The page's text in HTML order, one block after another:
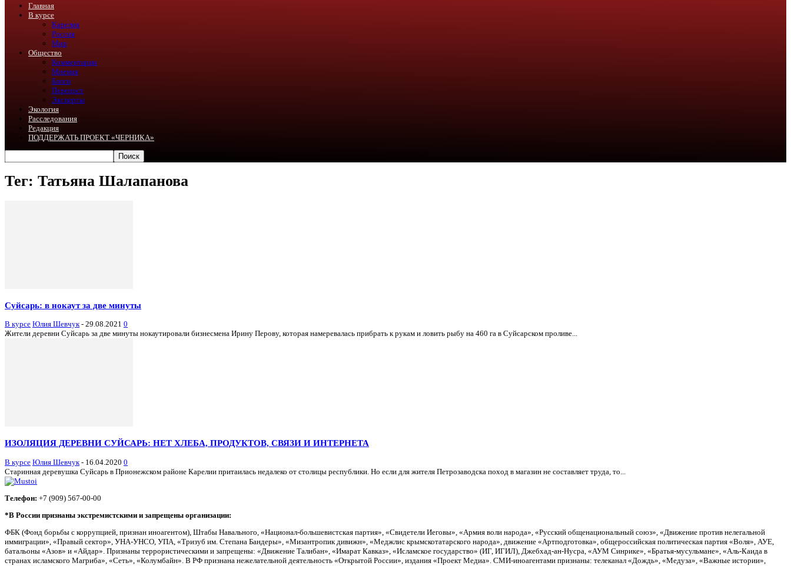
Главная
В курсе
Карелия
Россия
Мир
Общество
Комментарии
Мнения
Блоги
Перепост
Эксперты
Экология
Расследования
Редакция
ПОДДЕРЖАТЬ ПРОЕКТ «ЧЕРНИКА»
Тег: Татьяна Шалапанова
Суйсарь: в нокаут за две минуты
В курсе Юлия Шевчук - 29.08.2021 0
Жители деревни Суйсарь за две минуты нокаутировали бизнесмена Ирину Перову, которая намеревалась прибрать к рукам и ловить рыбу на 460 га в Суйсарском проливе...
ИЗОЛЯЦИЯ ДЕРЕВНИ СУЙСАРЬ: НЕТ ХЛЕБА, ПРОДУКТОВ, СВЯЗИ И ИНТЕРНЕТА
В курсе Юлия Шевчук - 16.04.2020 0
Старинная деревушка Суйсарь в Прионежском районе Карелии притаилась недалеко от столицы республики. Но если для жителя Петрозаводска поход в магазин не составляет труда, то...
Телефон: +7 (909) 567-00-00
*В России признаны экстремистскими и запрещены организации:
ФБК (Фонд борьбы с коррупцией, признан иноагентом), Штабы Навального, «Национал-большевистская партия», «Свидетели Иеговы», «Армия воли народа», «Русский общенациональный союз», «Движение против нелегальной
иммиграции», «Правый сектор», УНА-УНСО, УПА, «Тризуб им. Степана Бандеры», «Мизантропик дивижн», «Меджлис крымскотатарского народа», движение «Артподготовка», общероссийская политическая партия «Воля», АУЕ,
батальоны «Азов» и «Айдар». Признаны террористическими и запрещены: «Движение Талибан», «Имарат Кавказ», «Исламское государство» (ИГ, ИГИЛ), Джебхад-ан-Нусра, «АУМ Синрике», «Братья-мусульмане», «Аль-Каида в
странах исламского Магриба», «Сеть», «Колумбайн». В РФ признана нежелательной деятельность «Открытой России», издания «Проект Медиа». СМИ-иноагентами признаны: телеканал «Дождь», «Медуза», «Важные истории»,